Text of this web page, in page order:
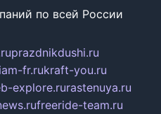
по всей России
prazdnikdushi.ru
fr.rukraft-you.ru
explore.rurastenuya.ru
freeride-team.ru